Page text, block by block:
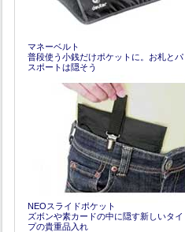
マネーベルト
普段使う小銭だけポケットに。お札とパ
スポートは隠そう
NEOスライドポケット
ズボンや素カードの中に隠す新しいタイ
プの貴重品入れ